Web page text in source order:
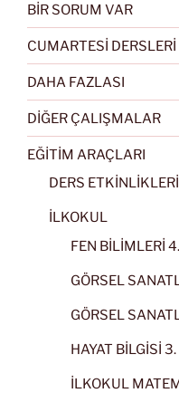
BİR SORUM VAR
CUMARTESİ DERSLERİ
DAHA FAZLASI
DİĞER ÇALIŞMALAR
EĞİTİM ARAÇLARI
DERS ETKİNLİKLERİ
İLKOKUL
FEN BİLİMLERİ
GÖRSEL
GÖRSEL
HAYAT BİLGİSİ
İLKOKUL